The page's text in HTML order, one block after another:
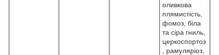
оливкова
плямистість,
фомоз, біла
та сіра гниль,
церкоспортоз
, рамуляріоз,